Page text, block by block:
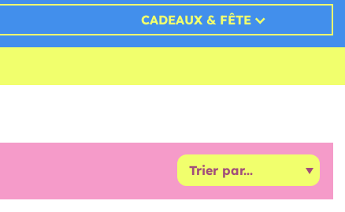
CADEAUX & FÊTE